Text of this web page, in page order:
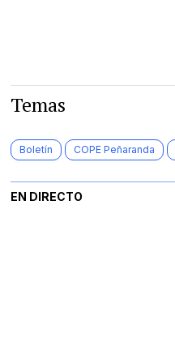
Temas
Boletín COPE Peñaranda
EN DIRECTO